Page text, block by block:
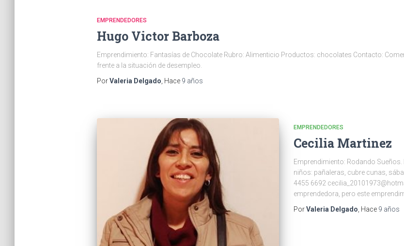
EMPRENDEDORES
Hugo Victor Barboza
Emprendimiento: Fantasías de Chocolate Rubro: Alimenticio Productos: chocolates Contacto:
frente a la situación de desempleo.
PorValeria Delgado, Hace 9 años
EMPRENDEDORES
Cecilia Martinez
Emprendimiento: Rodando
niños: pañaleras, cubre cunas,
4455 6692
emprendedora, pero este
PorValeria Delgado, Hace 9 años